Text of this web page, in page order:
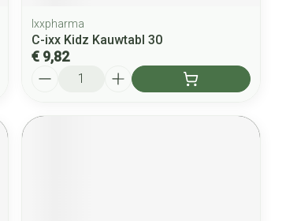
Ixxpharma
C-ixx Kidz Kauwtabl 30
€ 9,82